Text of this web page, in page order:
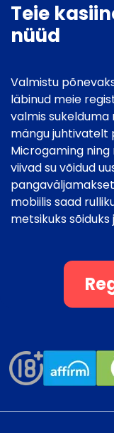
Teie
nüüd
Valmistu
läbinud meie
valmis sukelduma
mängu juhtivatelt
Microgaming ning
viivad su võidud
mobiilis saad
metsikuks